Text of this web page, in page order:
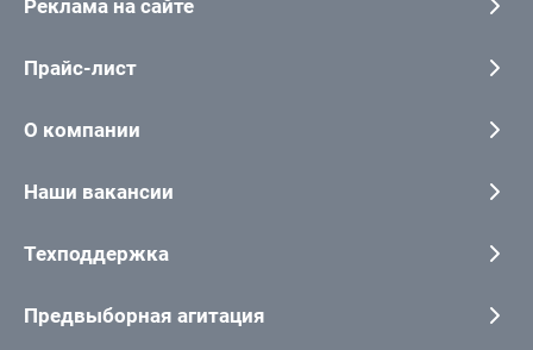
Реклама на сайте
Прайс-лист
О компании
Наши вакансии
Техподдержка
Предвыборная агитация